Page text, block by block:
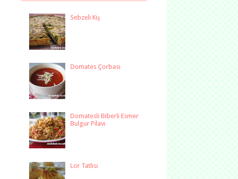
Sebzeli Kiş
Domates Çorbası
Domatesli Biberli Esmer
Bulgur Pilavı
Lor Tatlısı